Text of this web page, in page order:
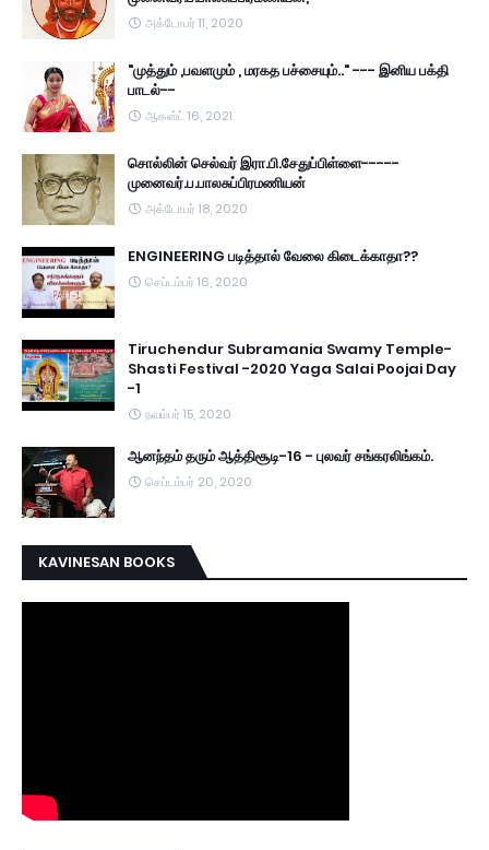
அக்டோபர் 11, 2020
"முத்தும் ,பவளமும் , மரகத பச்சையும்.." --- இனிய பக்தி
பாடல்--
ஆகஸ்ட் 16, 2021
சொல்லின் செல்வர் இரா.பி.சேதுப்பிள்ளை-----
முனைவர்.ப.பாலசுப்பிரமணியன்
அக்டோபர் 18, 2020
ENGINEERING படித்தால் வேலை கிடைக்காதா??
செப்டம்பர் 16, 2020
Tiruchendur Subramania Swamy Temple-
Shasti Festival -2020 Yaga Salai Poojai Day
-1
நவம்பர் 15, 2020
ஆனந்தம் தரும் ஆத்திசூடி-16 - புலவர் சங்கரலிங்கம்.
செப்டம்பர் 20, 2020
KAVINESAN BOOKS